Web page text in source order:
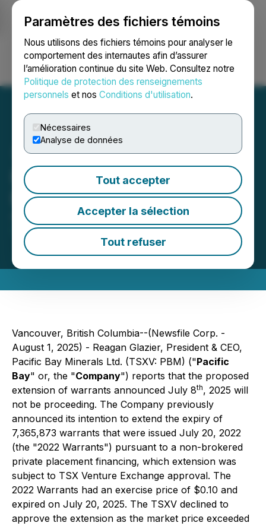
Paramètres des fichiers témoins
Nous utilisons des fichiers témoins pour analyser le
comportement des internautes afin d’assurer
l’amélioration continue du site Web. Consultez notre
Politique de protection des renseignements
personnels et nos Conditions d'utilisation.
Nécessaires
Analyse de données
Tout accepter
Accepter la sélection
Tout refuser
Ouvrir une session Recherche English
Pacific Bay Warrant
Extension Not Proceeding
August 01, 2025 4:41 PM EDT | Source:
Pacific Bay
Minerals Ltd.
Vancouver, British Columbia--(Newsfile Corp. -
August 1, 2025) - Reagan Glazier, President & CEO,
Pacific Bay Minerals Ltd. (TSXV: PBM) ("Pacific
Bay" or, the "Company") reports that the proposed
extension of warrants announced July 8th, 2025 will
not be proceeding. The Company previously
announced its intention to extend the expiry of
7,365,873 warrants that were issued July 20, 2022
(the "2022 Warrants") pursuant to a non-brokered
private placement financing, which extension was
subject to TSX Venture Exchange approval. The
2022 Warrants had an exercise price of $0.10 and
expired on July 20, 2025. The TSXV declined to
approve the extension as the market price exceeded